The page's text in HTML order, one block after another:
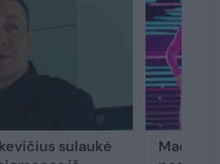
sulaukė